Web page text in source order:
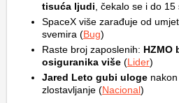
tisuća ljudi , čekalo se i do 15
SpaceX više zarađuje od
svemira (Bug)
Raste broj zaposlenih: HZMO
osiguranika više (Lider)
Jared Leto gubi uloge
zlostavljanje (Nacional)